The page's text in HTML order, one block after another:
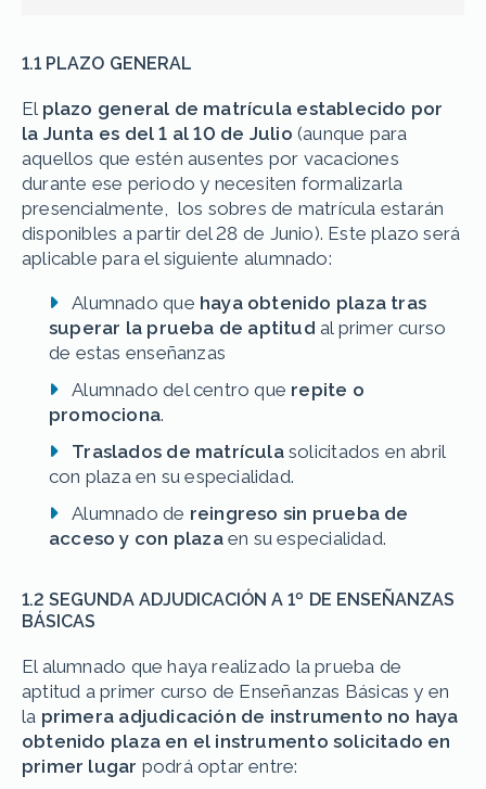
1.1 PLAZO GENERAL
El plazo general de matrícula establecido por
la Junta es del 1 al 10 de Julio (aunque para
aquellos que estén ausentes por vacaciones
durante ese periodo y necesiten formalizarla
presencialmente, los sobres de matrícula estarán
disponibles a partir del 28 de Junio). Este plazo será
aplicable para el siguiente alumnado:
Alumnado que haya obtenido plaza tras
superar la prueba de aptitud al primer curso
de estas enseñanzas
Alumnado del centro que repite o
promociona.
Traslados de matrículasolicitados en abril
con plaza en su especialidad.
Alumnado de reingreso sin prueba de
acceso y con plazaen su especialidad.
1.2 SEGUNDA ADJUDICACIÓN A 1º DE ENSEÑANZAS
BÁSICAS
El alumnado que haya realizado la prueba de
aptitud a primer curso de Enseñanzas Básicas y en
la primera adjudicación de instrumento no haya
obtenido plaza en el instrumento solicitado en
primer lugar podrá optar entre: